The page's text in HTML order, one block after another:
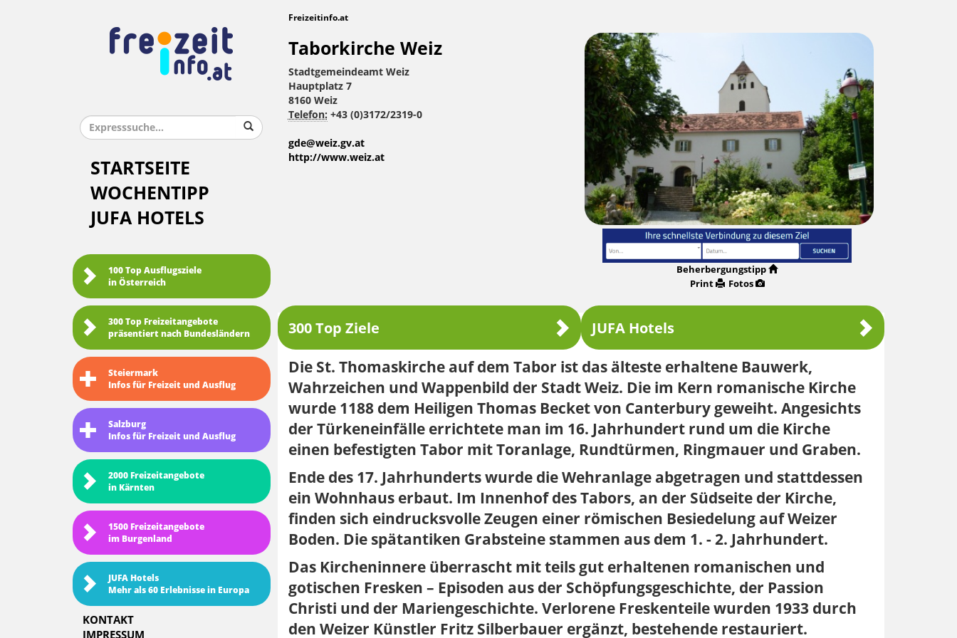
STARTSEITE
WOCHENTIPP
JUFA HOTELS
100 Top Ausflugsziele
in Österreich
300 Top Freizeitangebote
präsentiert nach Bundesländern
Steiermark
Infos für Freizeit und Ausflug
Salzburg
Infos für Freizeit und Ausflug
2000 Freizeitangebote
in Kärnten
1500 Freizeitangebote
im Burgenland
JUFA Hotels
Mehr als 60 Erlebnisse in Europa
KONTAKT
IMPRESSUM
Freizeitinfo.at
Taborkirche Weiz
Stadtgemeindeamt Weiz
Hauptplatz 7
8160 Weiz
Telefon: +43 (0)3172/2319-0
gde@weiz.gv.at
http://www.weiz.at
Beherbergungstipp
Print
Fotos
300 Top Ziele JUFA Hotels
Die St. Thomaskirche auf dem Tabor ist das älteste erhaltene Bauwerk,
Wahrzeichen und Wappenbild der Stadt Weiz. Die im Kern romanische Kirche
wurde 1188 dem Heiligen Thomas Becket von Canterbury geweiht. Angesichts
der Türkeneinfälle errichtete man im 16. Jahrhundert rund um die Kirche
einen befestigten Tabor mit Toranlage, Rundtürmen, Ringmauer und Graben.
Ende des 17. Jahrhunderts wurde die Wehranlage abgetragen und stattdessen
ein Wohnhaus erbaut. Im Innenhof des Tabors, an der Südseite der Kirche,
finden sich eindrucksvolle Zeugen einer römischen Besiedelung auf Weizer
Boden. Die spätantiken Grabsteine stammen aus dem 1. - 2. Jahrhundert.
Das Kircheninnere überrascht mit teils gut erhaltenen romanischen und
gotischen Fresken – Episoden aus der Schöpfungsgeschichte, der Passion
Christi und der Mariengeschichte. Verlorene Freskenteile wurden 1933 durch
den Weizer Künstler Fritz Silberbauer ergänzt, bestehende restauriert.